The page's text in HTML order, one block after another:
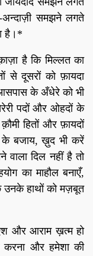
समझने लगते
है।*
है कि मिल्लत का
से दूसरों को फ़ायदा
के अँधेरे को भी
पदों और ओहदों के
हितों और फ़ायदों
बजाय, ख़ुद भी करें
दिल नहीं है तो
का माहौल बनाएँ,
उनके हाथों को मज़बूत
और आराम ख़त्म हो
करना और हमेशा की